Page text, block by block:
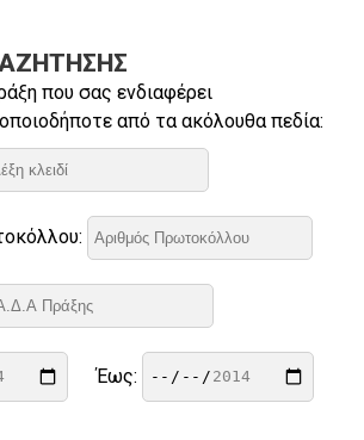
που σας ενδιαφέρει
από τα ακόλουθα πεδία:
Έως: